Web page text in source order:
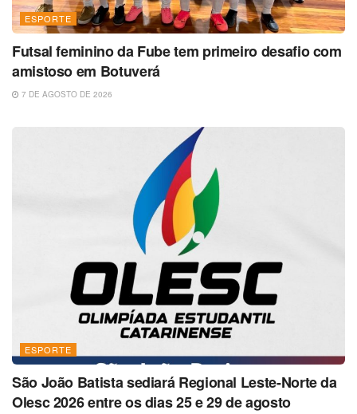
ESPORTE
Futsal feminino da Fube tem primeiro desafio com
amistoso em Botuverá
7 DE AGOSTO DE 2026
ESPORTE
São João Batista sediará Regional Leste-Norte da
Olesc 2026 entre os dias 25 e 29 de agosto